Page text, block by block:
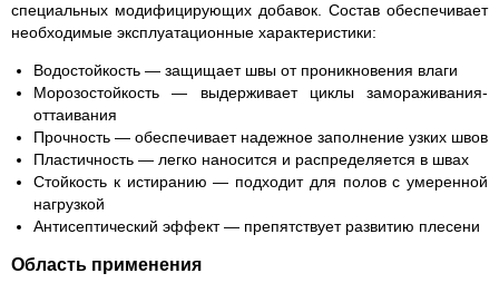
специальных модифицирующих добавок. Состав обеспечивает
необходимые эксплуатационные характеристики:
Водостойкость — защищает швы от проникновения влаги
Морозостойкость — выдерживает циклы замораживания-
оттаивания
Прочность — обеспечивает надежное заполнение узких швов
Пластичность — легко наносится и распределяется в швах
Стойкость к истиранию — подходит для полов с умеренной
нагрузкой
Антисептический эффект— препятствует развитию плесени
Область применения